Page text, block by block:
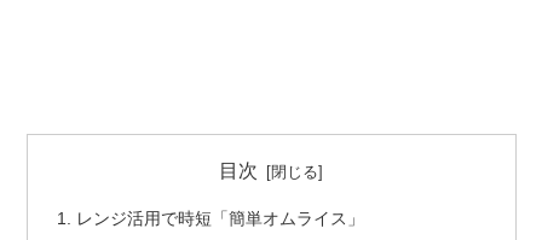
目次
レンジ活用で時短「簡単オムライス」